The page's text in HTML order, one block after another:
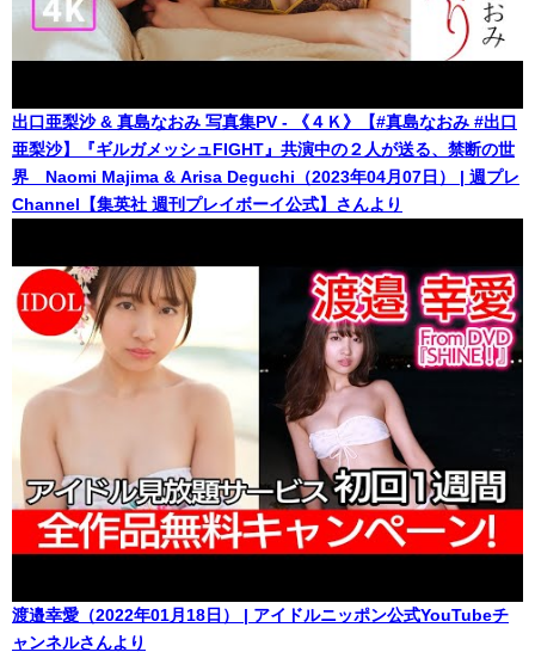
出口亜梨沙 & 真島なおみ 写真集PV - 《４Ｋ》【#真島なおみ #出口
亜梨沙】『ギルガメッシュFIGHT』共演中の２人が送る、禁断の世
界 Naomi Majima & Arisa Deguchi（2023年04月07日） | 週プレ
Channel【集英社 週刊プレイボーイ公式】さんより
渡邉幸愛（2022年01月18日） | アイドルニッポン公式YouTubeチ
ャンネルさんより